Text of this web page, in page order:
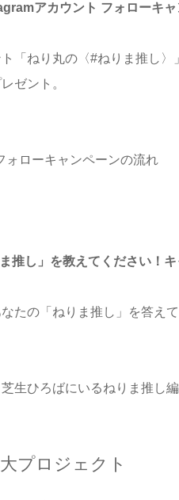
アカウント フォローキ
「ねり丸の〈#ねりま推し〉
ゼント。
ォローキャンペーンの流れ
推し」を教えてください！
たの「ねりま推し」を答え
生ひろばにいるねりま推し
プロジェクト